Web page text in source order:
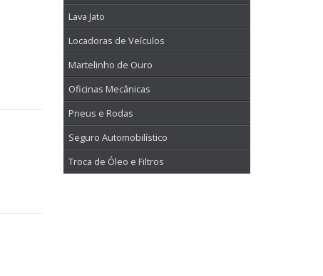
Lava Jato
Locadoras de Veículos
Martelinho de Ouro
Oficinas Mecânicas
Pneus e Rodas
Seguro Automobilístico
Troca de Óleo e Filtros